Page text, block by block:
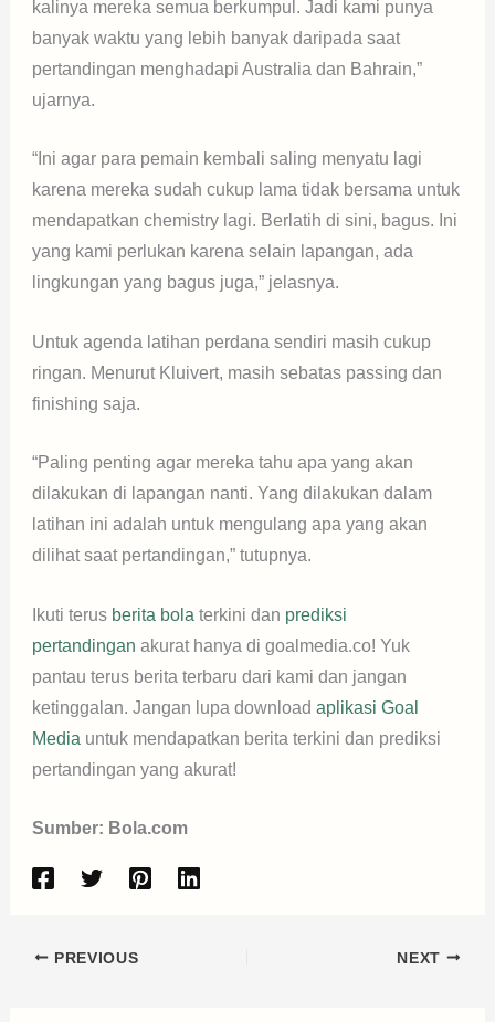
kalinya mereka semua berkumpul. Jadi kami punya
banyak waktu yang lebih banyak daripada saat
pertandingan menghadapi Australia dan Bahrain,”
ujarnya.
“Ini agar para pemain kembali saling menyatu lagi
karena mereka sudah cukup lama tidak bersama untuk
mendapatkan chemistry lagi. Berlatih di sini, bagus. Ini
yang kami perlukan karena selain lapangan, ada
lingkungan yang bagus juga,” jelasnya.
Untuk agenda latihan perdana sendiri masih cukup
ringan. Menurut Kluivert, masih sebatas passing dan
finishing saja.
“Paling penting agar mereka tahu apa yang akan
dilakukan di lapangan nanti. Yang dilakukan dalam
latihan ini adalah untuk mengulang apa yang akan
dilihat saat pertandingan,” tutupnya.
Ikuti terus berita bola terkini dan prediksi
pertandingan akurat hanya di goalmedia.co! Yuk
pantau terus berita terbaru dari kami dan jangan
ketinggalan. Jangan lupa download aplikasi Goal
Media untuk mendapatkan berita terkini dan prediksi
pertandingan yang akurat!
Sumber: Bola.com
PREVIOUS NEXT